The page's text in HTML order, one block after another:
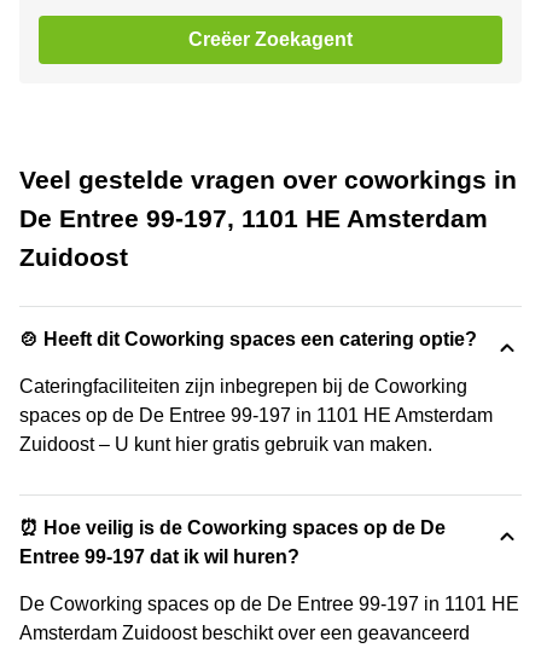
Creëer Zoekagent
Veel gestelde vragen over coworkings in
De Entree 99-197, 1101 HE Amsterdam
Zuidoost
🍲 Heeft dit Coworking spaces een catering optie?
Cateringfaciliteiten zijn inbegrepen bij de Coworking
spaces op de De Entree 99-197 in 1101 HE Amsterdam
Zuidoost – U kunt hier gratis gebruik van maken.
⏰ Hoe veilig is de Coworking spaces op de De
Entree 99-197 dat ik wil huren?
De Coworking spaces op de De Entree 99-197 in 1101 HE
Amsterdam Zuidoost beschikt over een geavanceerd